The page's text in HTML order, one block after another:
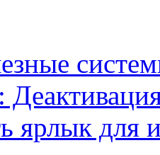
ярлык для